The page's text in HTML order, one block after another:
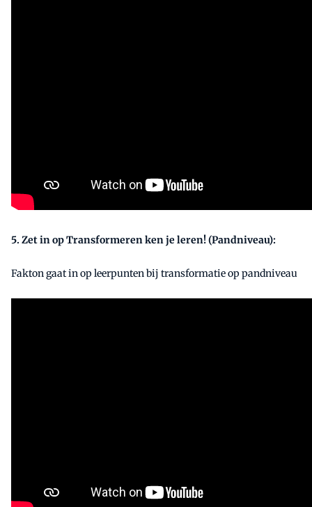
5. Zet in op Transformeren ken je leren! (Pandniveau):
Fakton gaat in op leerpunten bij transformatie op pandniveau